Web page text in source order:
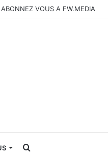
VOUS A FW.MEDIA
Rechercher